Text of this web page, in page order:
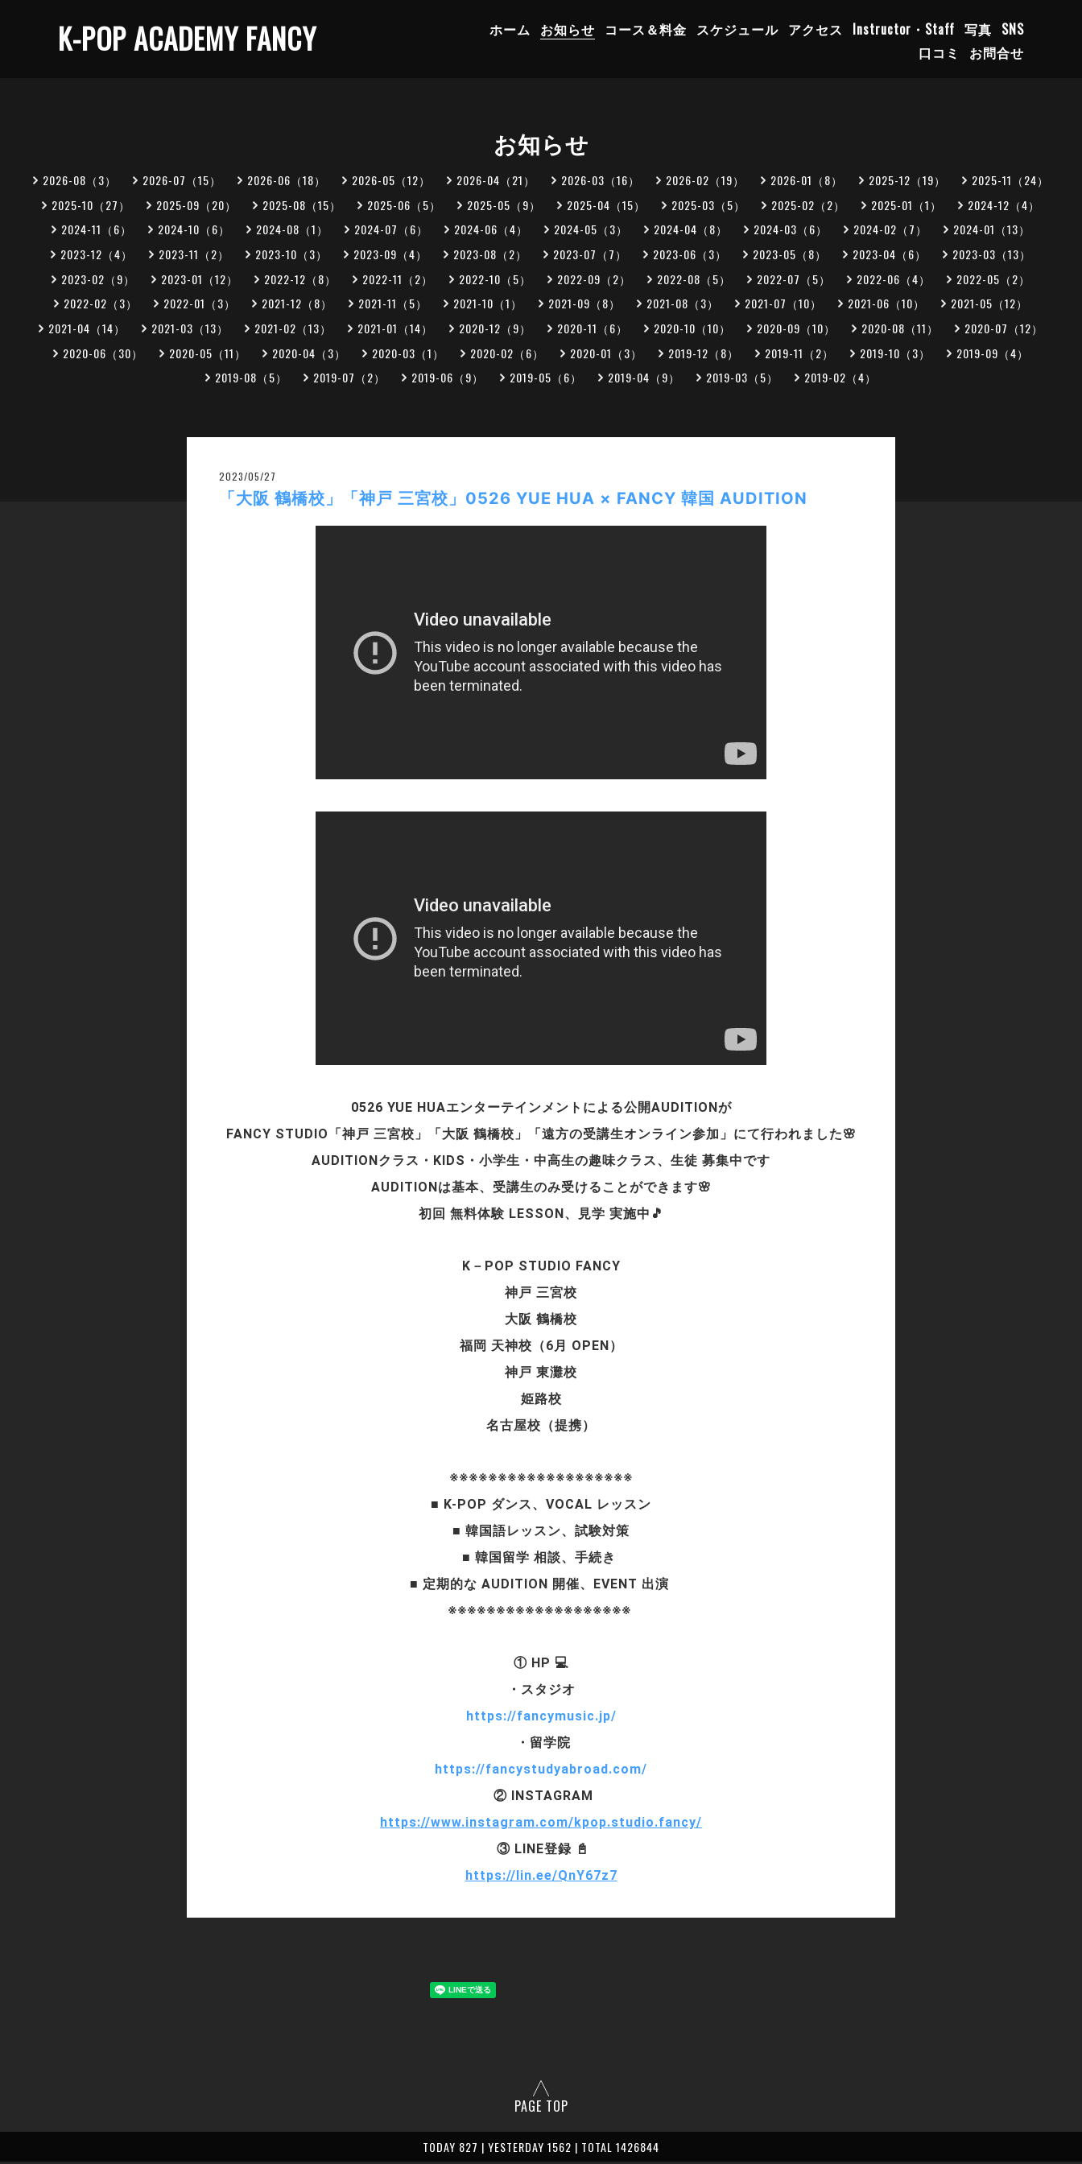
K-POP ACADEMY FANCY ホーム お知らせ コース＆料金 スケジュール アクセス Instructor・Staff 写真 SNS
口コミ
お問合せ
お知らせ
2026-08（3） 2026-07（15） 2026-06（18） 2026-05（12） 2026-04（21） 2026-03（16） 2026-02（19） 2026-01（8） 2025-12（19）
2025-11（24）
2025-10（27）
2025-09（20） 2025-08（15） 2025-06（5） 2025-05（9） 2025-04（15） 2025-03（5） 2025-02（2） 2025-01（1）
2024-12（4）
2024-11（6）
2024-10（6） 2024-08（1） 2024-07（6） 2024-06（4） 2024-05（3） 2024-04（8） 2024-03（6） 2024-02（7）
2024-01（13）
2023-12（4）
2023-11（2） 2023-10（3） 2023-09（4） 2023-08（2） 2023-07（7） 2023-06（3） 2023-05（8） 2023-04（6）
2023-03（13）
2023-02（9）
2023-01（12） 2022-12（8） 2022-11（2） 2022-10（5） 2022-09（2） 2022-08（5） 2022-07（5） 2022-06（4）
2022-05（2）
2022-02（3）
2022-01（3） 2021-12（8） 2021-11（5） 2021-10（1） 2021-09（8） 2021-08（3） 2021-07（10） 2021-06（10）
2021-05（12）
2021-04（14）
2021-03（13） 2021-02（13） 2021-01（14） 2020-12（9） 2020-11（6） 2020-10（10） 2020-09（10） 2020-08（11）
2020-07（12）
2020-06（30）
2020-05（11） 2020-04（3） 2020-03（1） 2020-02（6） 2020-01（3） 2019-12（8） 2019-11（2） 2019-10（3）
2019-09（4）
2019-08（5）
2019-07（2） 2019-06（9） 2019-05（6） 2019-04（9） 2019-03（5） 2019-02（4）
2023/05/27
「大阪 鶴橋校」「神戸 三宮校」0526 YUE HUA × FANCY 韓国 AUDITION
0526 YUE HUAエンターテインメントによる公開AUDITIONが
FANCY STUDIO「神戸 三宮校」「大阪 鶴橋校」「遠方の受講生オンライン参加」にて行われました🌸
AUDITIONクラス・KIDS・小学生・中高生の趣味クラス、生徒 募集中です
AUDITIONは基本、受講生のみ受けることができます🌸
初回 無料体験 LESSON、見学 実施中🎵
K－POP STUDIO FANCY
神戸 三宮校
大阪 鶴橋校
福岡 天神校（6月 OPEN）
神戸 東灘校
姫路校
名古屋校（提携）
※※※※※※※※※※※※※※※※※※※
■ K-POP ダンス、VOCAL レッスン
■ 韓国語レッスン、試験対策
■ 韓国留学 相談、手続き
■ 定期的な AUDITION 開催、EVENT 出演
※※※※※※※※※※※※※※※※※※※
① HP 💻
・スタジオ
https://fancymusic.jp/
・留学院
https://fancystudyabroad.com/
② INSTAGRAM
https://www.instagram.com/kpop.studio.fancy/
③ LINE登録 📓
https://lin.ee/QnY67z7
PAGE TOP
TODAY 827 | YESTERDAY 1562 | TOTAL 1426844